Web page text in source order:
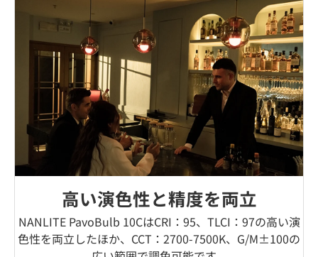
高い演色性と精度を両立
NANLITE PavoBulb 10CはCRI：95、TLCI：97の高い演
色性を両立したほか、CCT：2700-7500K、G/M±100の